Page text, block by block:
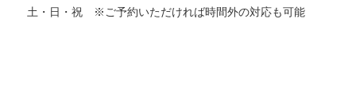
土・日・祝 ※ご予約いただければ時間外の対応も可能